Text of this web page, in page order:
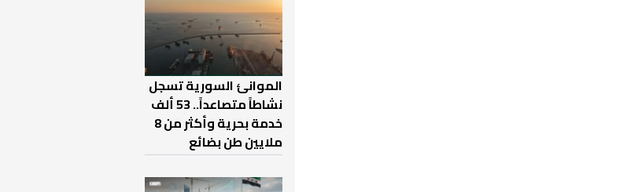
الموانئ السورية تسجل
نشاطاً متصاعداً.. 53 ألف
خدمة بحرية وأكثر من 8
ملايين طن بضائع